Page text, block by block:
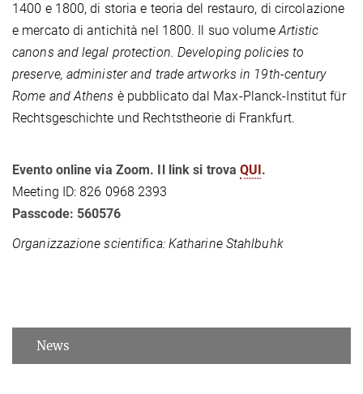
1400 e 1800, di storia e teoria del restauro, di circolazione
e mercato di antichità nel 1800. Il suo volumeArtistic
canons and legal protection. Developing policies to
preserve, administer and trade artworks in 19th-century
Rome and Athens è pubblicato dal Max-Planck-Institut für
Rechtsgeschichte und Rechtstheorie di Frankfurt.
Evento online via Zoom. Il link si trovaQUI .
Meeting ID: 826 0968 2393
Passcode: 560576
Organizzazione scientifica: Katharine Stahlbuhk
News